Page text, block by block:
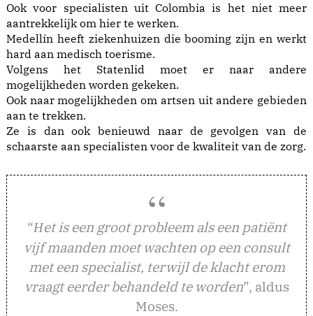
Ook voor specialisten uit Colombia is het niet meer
aantrekkelijk om hier te werken.
Medellín heeft ziekenhuizen die booming zijn en werkt
hard aan medisch toerisme.
Volgens het Statenlid moet er naar andere
mogelijkheden worden gekeken.
Ook naar mogelijkheden om artsen uit andere gebieden
aan te trekken.
Ze is dan ook benieuwd naar de gevolgen van de
schaarste aan specialisten voor de kwaliteit van de zorg.
“Het is een groot probleem als een patiënt
vijf maanden moet wachten op een consult
met een specialist, terwijl de klacht erom
vraagt eerder behandeld te worden”, aldus
Moses.